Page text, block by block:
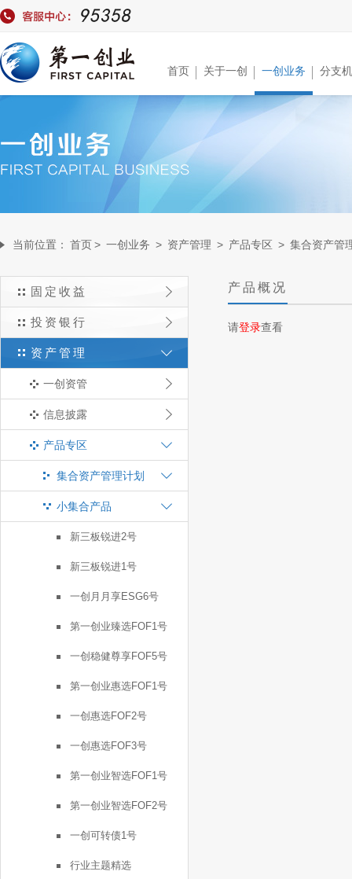
首页 关于一创 一创业务 分支
当前位置： 首页> 一创业务 > 资产管理 > 产品专区 > 集合资产管
固定收益
投资银行
资产管理
一创资管
信息披露
产品专区
集合资产管理计划
小集合产品
新三板锐进2号
新三板锐进1号
一创月月享ESG6号
第一创业臻选FOF1号
一创稳健尊享FOF5号
第一创业惠选FOF1号
一创惠选FOF2号
一创惠选FOF3号
第一创业智选FOF1号
第一创业智选FOF2号
一创可转债1号
行业主题精选
产品概况
请登录查看